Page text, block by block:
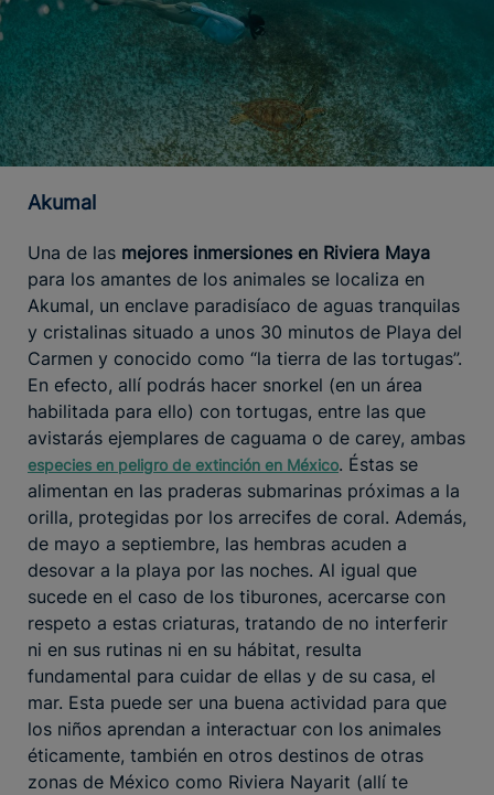
Akumal
Una de las mejores inmersiones en Riviera Maya
para los amantes de los animales se localiza en
Akumal, un enclave paradisíaco de aguas tranquilas
y cristalinas situado a unos 30 minutos de Playa del
Carmen y conocido como “la tierra de las tortugas”.
En efecto, allí podrás hacer snorkel (en un área
habilitada para ello) con tortugas, entre las que
avistarás ejemplares de caguama o de carey, ambas
especies en peligro de extinción en México. Éstas se
alimentan en las praderas submarinas próximas a la
orilla, protegidas por los arrecifes de coral. Además,
de mayo a septiembre, las hembras acuden a
desovar a la playa por las noches. Al igual que
sucede en el caso de los tiburones, acercarse con
respeto a estas criaturas, tratando de no interferir
ni en sus rutinas ni en su hábitat, resulta
fundamental para cuidar de ellas y de su casa, el
mar. Esta puede ser una buena actividad para que
los niños aprendan a interactuar con los animales
éticamente, también en otros destinos de otras
zonas de México como Riviera Nayarit (allí te